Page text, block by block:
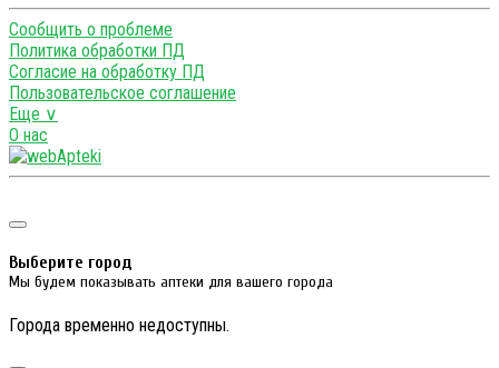
Сообщить о проблеме
Политика обработки ПД
Согласие на обработку ПД
Пользовательское соглашение
Еще ∨
О нас
Выберите город
Мы будем показывать аптеки для вашего города
Города временно недоступны.